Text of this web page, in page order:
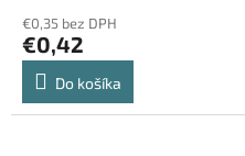
€0,35 bez DPH
€0,42
Do košíka